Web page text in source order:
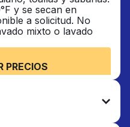
y se secan en
a solicitud. No
mixto o lavado
PRECIOS